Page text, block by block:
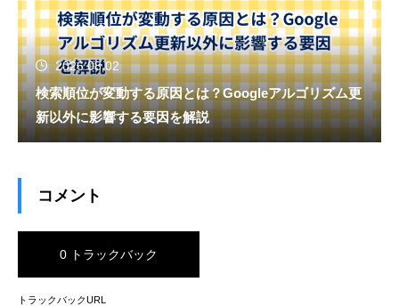
2026.08.02
検索順位が変動する原因とは？Googleアルゴリズム更
新以外に影響する要因を解説
コメント
0 トラックバック
トラックバックURL